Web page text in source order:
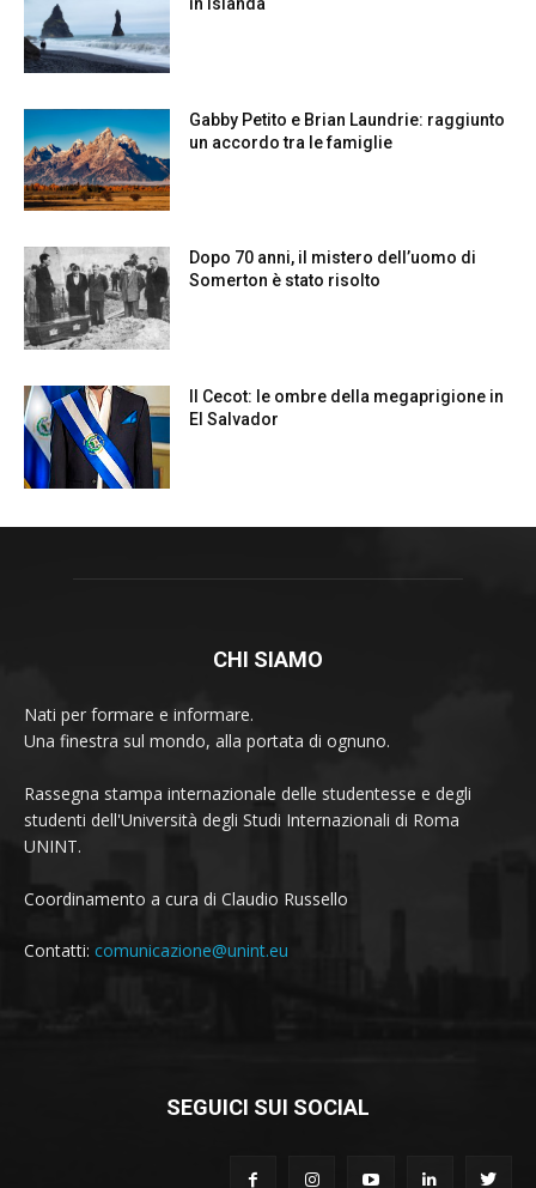
CHI SIAMO
Nati per formare e informare.
Una finestra sul mondo, alla portata di ognuno.
Rassegna stampa internazionale delle studentesse e degli
studenti dell'Università degli Studi Internazionali di Roma
UNINT.
Coordinamento a cura di Claudio Russello
Contatti: comunicazione@unint.eu
SEGUICI SUI SOCIAL